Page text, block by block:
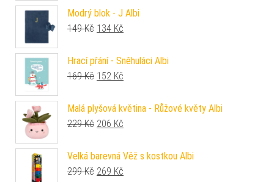
Modrý blok - J Albi
149Kč Původní cena byla: 149 Kč.
134 Kč
Hrací přání - Sněhuláci Albi
169Kč Původní cena byla: 169 Kč.
152 Kč
Malá plyšová květina - Růžové květy Albi
229Kč Původní cena byla: 229 Kč.
206 Kč
Velká barevná Věž s kostkou Albi
299Kč Původní cena byla: 299 Kč.
269 Kč